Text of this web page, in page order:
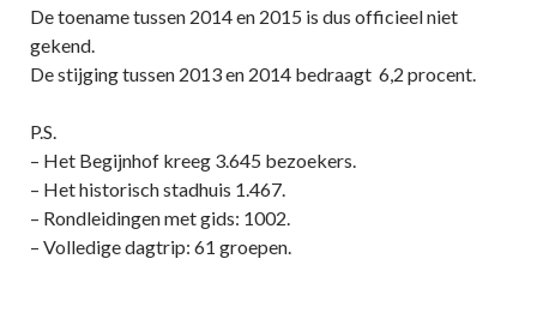
De toename tussen 2014 en 2015 is dus officieel niet
gekend.
De stijging tussen 2013 en 2014 bedraagt 6,2 procent.
P.S.
– Het Begijnhof kreeg 3.645 bezoekers.
– Het historisch stadhuis 1.467.
– Rondleidingen met gids: 1002.
– Volledige dagtrip: 61 groepen.